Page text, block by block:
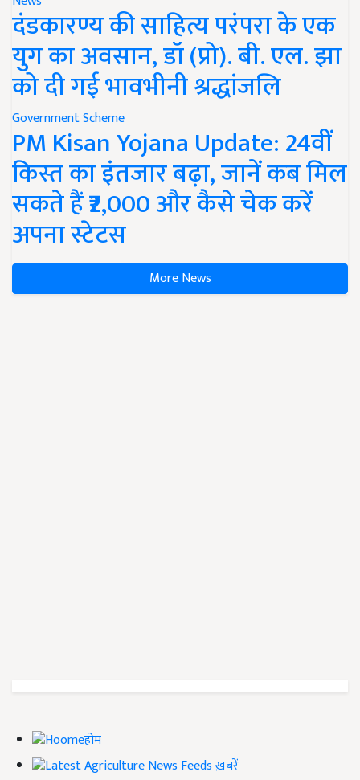
दंडकारण्य की साहित्य परंपरा के एक
युग का अवसान, डॉ (प्रो). बी. एल. झा
को दी गई भावभीनी श्रद्धांजलि
Government Scheme
PM Kisan Yojana Update: 24वीं
किस्त का इंतजार बढ़ा, जानें कब मिल
सकते हैं ₹2,000 और कैसे चेक करें
अपना स्टेटस
More News
होम
ख़बरें